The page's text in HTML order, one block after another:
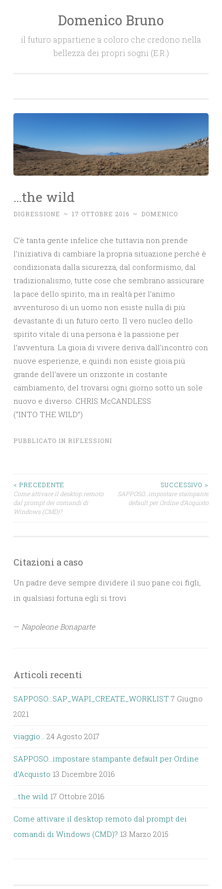
Domenico Bruno
il futuro appartiene a coloro che credono nella
bellezza dei propri sogni (E.R.)
…the wild
DIGRESSIONE ~ 17 OTTOBRE 2016 ~ DOMENICO
C’è tanta gente infelice che tuttavia non prende
l’iniziativa di cambiare la propria situazione perché è
condizionata dalla sicurezza, dal conformismo, dal
tradizionalismo, tutte cose che sembrano assicurare
la pace dello spirito, ma in realtà per l’animo
avventuroso di un uomo non esiste nulla di più
devastante di un futuro certo. Il vero nucleo dello
spirito vitale di una persona è la passione per
l’avventura. La gioia di vivere deriva dall’incontro con
nuove esperienze, e quindi non esiste gioia più
grande dell’avere un orizzonte in costante
cambiamento, del trovarsi ogni giorno sotto un sole
nuovo e diverso. CHRIS McCANDLESS
(“INTO THE WILD”)
PUBBLICATO IN RIFLESSIONI
Navigazione
articoli
< PRECEDENTE
Come attivare il desktop remoto
dal prompt dei comandi di
Windows (CMD)?
SUCCESSIVO >
SAPPOSO…impostare stampante
default per Ordine d’Acquisto
Citazioni a caso
Un padre deve sempre dividere il suo pane coi figli,
in qualsiasi fortuna egli si trovi
— Napoleone Bonaparte
Articoli recenti
SAPPOSO…SAP_WAPI_CREATE_WORKLIST 7 Giugno
2021
viaggio… 24 Agosto 2017
SAPPOSO…impostare stampante default per Ordine
d’Acquisto 13 Dicembre 2016
…the wild 17 Ottobre 2016
Come attivare il desktop remoto dal prompt dei
comandi di Windows (CMD)? 13 Marzo 2015